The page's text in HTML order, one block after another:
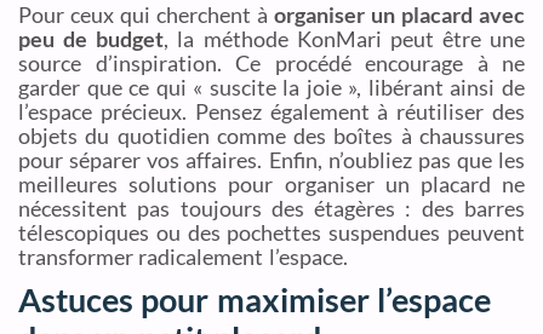
Pour ceux qui cherchent à organiser un placard avec
peu de budget, la méthode KonMari peut être une
source d’inspiration. Ce procédé encourage à ne
garder que ce qui « suscite la joie », libérant ainsi de
l’espace précieux. Pensez également à réutiliser des
objets du quotidien comme des boîtes à chaussures
pour séparer vos affaires. Enfin, n’oubliez pas que les
meilleures solutions pour organiser un placard ne
nécessitent pas toujours des étagères : des barres
télescopiques ou des pochettes suspendues peuvent
transformer radicalement l’espace.
Astuces pour maximiser l’espace